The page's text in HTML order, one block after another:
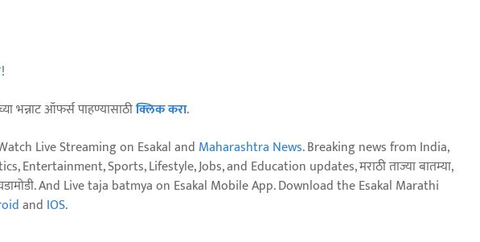
!
भन्नाट ऑफर्स पाहण्यासाठीक्लिक करा.
Live Streaming on Esakal and Maharashtra News. Breaking news from India,
Entertainment, Sports, Lifestyle, Jobs, and Education updates, मराठी ताज्या बातम्या,
घडामोडी. And Live taja batmya on Esakal Mobile App. Download the Esakal Marathi
and IOS.